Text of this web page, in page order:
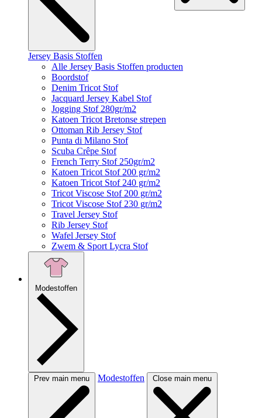
Jersey Basis Stoffen
Alle Jersey Basis Stoffen producten
Boordstof
Denim Tricot Stof
Jacquard Jersey Kabel Stof
Jogging Stof 280gr/m2
Katoen Tricot Bretonse strepen
Ottoman Rib Jersey Stof
Punta di Milano Stof
Scuba Crêpe Stof
French Terry Stof 250gr/m2
Katoen Tricot Stof 200 gr/m2
Katoen Tricot Stof 240 gr/m2
Tricot Viscose Stof 200 gr/m2
Tricot Viscose Stof 230 gr/m2
Travel Jersey Stof
Rib Jersey Stof
Wafel Jersey Stof
Zwem & Sport Lycra Stof
Modestoffen
Prev main menu Modestoffen Close main menu